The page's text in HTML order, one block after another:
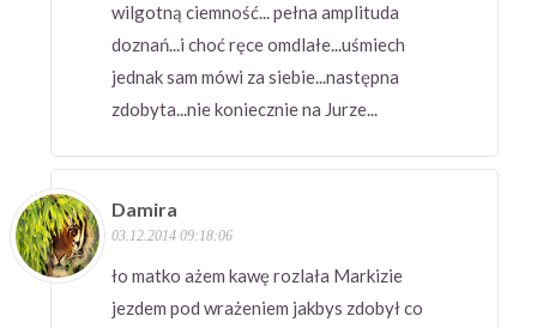
wilgotną ciemność... pełna amplituda
doznań...i choć ręce omdlałe...uśmiech
jednak sam mówi za siebie...następna
zdobyta...nie koniecznie na Jurze...
Damira
03.12.2014 09:18:06
ło matko ażem kawę rozlała Markizie
jezdem pod wrażeniem jakbys zdobył co